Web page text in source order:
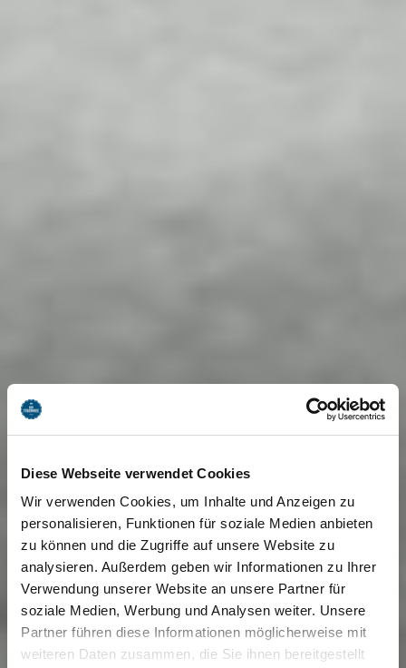
Diese Webseite verwendet Cookies
Wir verwenden Cookies, um Inhalte und Anzeigen zu
personalisieren, Funktionen für soziale Medien anbieten
zu können und die Zugriffe auf unsere Website zu
analysieren. Außerdem geben wir Informationen zu Ihrer
Verwendung unserer Website an unsere Partner für
soziale Medien, Werbung und Analysen weiter. Unsere
Partner führen diese Informationen möglicherweise mit
weiteren Daten zusammen, die Sie ihnen bereitgestellt